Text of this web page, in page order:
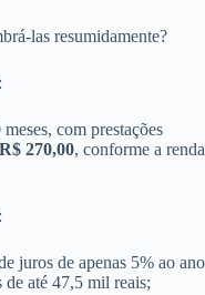
las resumidamente?
:
com prestações
R$ 270,00, conforme a renda
:
juros de apenas 5% ao ano
de até 47,5 mil reais;